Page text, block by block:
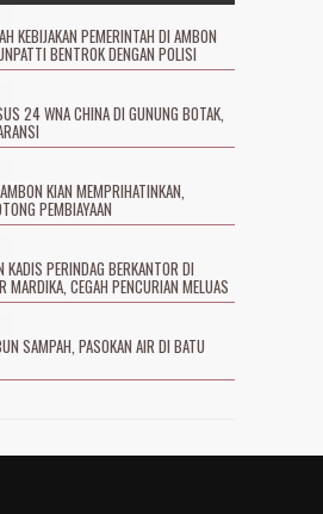
KEBIJAKAN PEMERINTAH DI AMBON
BENTROK DENGAN POLISI
24 WNA CHINA DI GUNUNG BOTAK,
KIAN MEMPRIHATINKAN,
PEMBIAYAAN
KADIS PERINDAG BERKANTOR DI
MARDIKA, CEGAH PENCURIAN MELUAS
SAMPAH, PASOKAN AIR DI BATU